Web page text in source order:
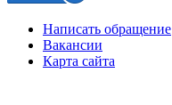
Написать обращение
Вакансии
Карта сайта